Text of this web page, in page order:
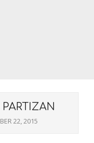
22, 2015